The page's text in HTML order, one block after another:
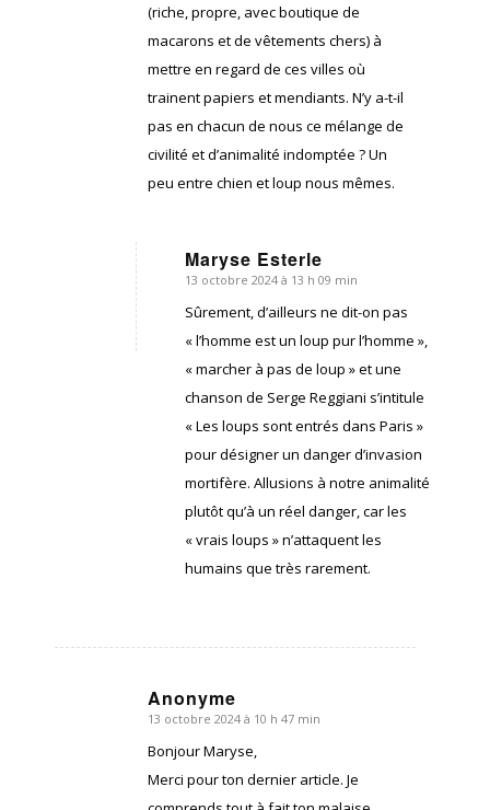
(riche, propre, avec boutique de
macarons et de vêtements chers) à
mettre en regard de ces villes où
trainent papiers et mendiants. N’y a-t-il
pas en chacun de nous ce mélange de
civilité et d’animalité indomptée ? Un
peu entre chien et loup nous mêmes.
Maryse Esterle
dit
13 octobre 2024 à 13 h 09 min
Sûrement, d’ailleurs ne dit-on pas
« l’homme est un loup pur l’homme »,
« marcher à pas de loup » et une
chanson de Serge Reggiani s’intitule
« Les loups sont entrés dans Paris »
pour désigner un danger d’invasion
mortifère. Allusions à notre animalité
plutôt qu’à un réel danger, car les
« vrais loups » n’attaquent les
humains que très rarement.
Anonyme
dit
13 octobre 2024 à 10 h 47 min
Bonjour Maryse,
Merci pour ton dernier article. Je